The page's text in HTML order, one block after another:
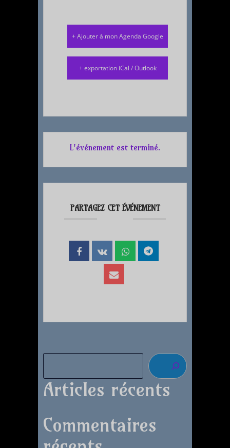
+ Ajouter à mon Agenda Google
+ exportation iCal / Outlook
L'événement est terminé.
PARTAGEZ CET ÉVÉNEMENT
Articles récents
Commentaires